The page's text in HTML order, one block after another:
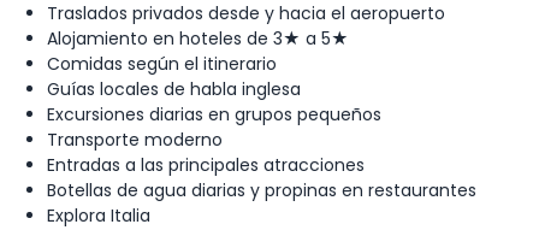
Traslados privados desde y hacia el aeropuerto
Alojamiento en hoteles de 3★ a 5★
Comidas según el itinerario
Guías locales de habla inglesa
Excursiones diarias en grupos pequeños
Transporte moderno
Entradas a las principales atracciones
Botellas de agua diarias y propinas en restaurantes
Explora Italia